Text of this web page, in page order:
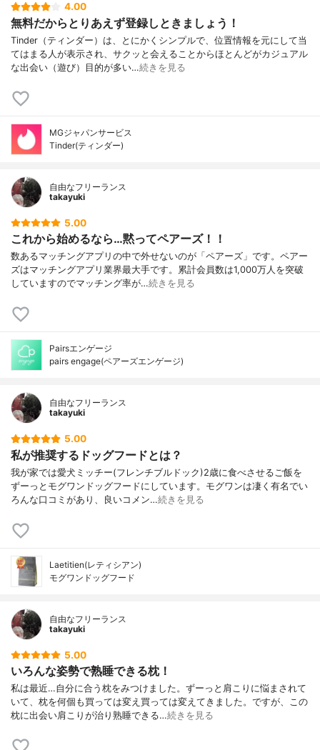
4.00
無料だからとりあえず登録しときましょう！
Tinder（ティンダー）は、とにかくシンプルで、位置情報を元にして当
てはまる人が表示され、サクッと会えることからほとんどがカジュアル
な出会い（遊び）目的が多い…続きを見る
MGジャパンサービス
Tinder(ティンダー)
自由なフリーランス
takayuki
5.00
これから始めるなら…黙ってペアーズ！！
数あるマッチングアプリの中で外せないのが「ペアーズ」です。ペアー
ズはマッチングアプリ業界最大手です。累計会員数は1,000万人を突破
していますのでマッチング率が…続きを見る
Pairsエンゲージ
pairs engage(ペアーズエンゲージ)
自由なフリーランス
takayuki
5.00
私が推奨するドッグフードとは？
我が家では愛犬ミッチー(フレンチブルドック)2歳に食べさせるご飯を
ずーっとモグワンドッグフードにしています。モグワンは凄く有名でい
ろんな口コミがあり、良いコメン…続きを見る
Laetitien(レティシアン)
モグワンドッグフード
自由なフリーランス
takayuki
5.00
いろんな姿勢で熟睡できる枕！
私は最近…自分に合う枕をみつけました。ずーっと肩こりに悩まされて
いて、枕を何個も買っては変え買っては変えてきました。ですが、この
枕に出会い肩こりが治り熟睡できる…続きを見る